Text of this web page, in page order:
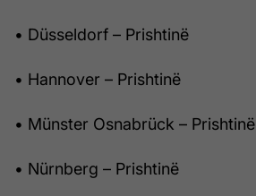
• Düsseldorf – Prishtinë
• Hannover – Prishtinë
• Münster Osnabrück – Prishtinë
• Nürnberg – Prishtinë